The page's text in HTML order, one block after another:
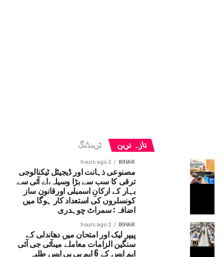
تازہ ترین ٹرینڈنگ
BIHAR
2 hours ago
مصنوعی ذہانت اور ڈیجیٹل ٹیکنالوجی
ترقی کا سب سے بڑا وسیلہ،اے آئی سے
بہار کے ارکانِ اسمبلی اورقانون ساز
کونسلروں کی استعداد کار ہوگا میں
اضافہ: سمراٹ چوہدری
BIHAR
2 hours ago
پیپر لیک اور امتحان میں دھاندلی کے
سنگین الزامات معاملے میںآئی جی آئی
ایم ایس کے 6 ایم بی بی ایس طلبہ